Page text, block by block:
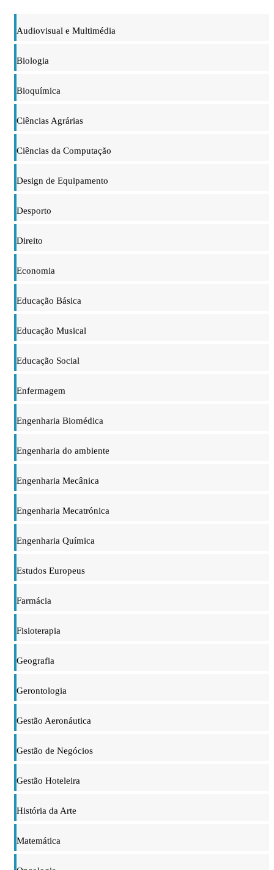
Audiovisual e Multimédia
Biologia
Bioquímica
Ciências Agrárias
Ciências da Computação
Design de Equipamento
Desporto
Direito
Economia
Educação Básica
Educação Musical
Educação Social
Enfermagem
Engenharia Biomédica
Engenharia do ambiente
Engenharia Mecânica
Engenharia Mecatrónica
Engenharia Química
Estudos Europeus
Farmácia
Fisioterapia
Geografia
Gerontologia
Gestão Aeronáutica
Gestão de Negócios
Gestão Hoteleira
História da Arte
Matemática